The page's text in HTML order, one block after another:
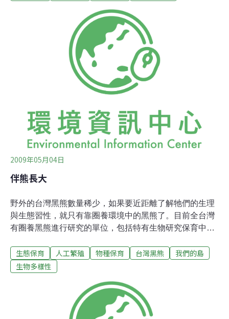
十一月到隔年一月，在中央山脈山區活動的黑熊都會聚集
到這裡，享用青剛櫟的盛宴。玉山國家公園保育巡查員林
淵源與屏科大教授黃美秀合作，研究台灣黑熊的生態已經
超過十年，對於黑熊的蹤跡，林淵源瞭如指掌。根據調
查，目前在大分地區活動的黑熊約有六、七十隻，是黑熊
活動最頻繁的區域，光是去年十一月到今年一月，就拍到
至少三組不同的母熊帶小熊的畫面，儼然是黑熊冬季的
獵捕壓力相較於其他地區較小，然而黑熊活動範圍廣達
100公里，在非國家公園的低海拔地區仍然面臨極大
2009年05月04日
伴熊長大
野外的台灣黑熊數量稀少，如果要近距離了解牠們的生理
與生態習性，就只有靠圈養環境中的黑熊了。目前全台灣
有圈養黑熊進行研究的單位，包括特有生物研究保育中心
熊，已經繁殖到第三代。而台北市立動物也跟民間合作，
收養剛出生的小熊。這些圈養中的黑熊從哪裡來？人工繁
天下午，屏東縣長治鄉的鄉間小路上總會出現一副奇特的
景象：一群小山豬乖乖地跟在李藤正的單車後頭，沿著馬
路奔跑。這位屏東的鄉野奇人，家裡養豬、養雞，還有台
生態保育 人工繁殖 物種保育 台灣黑熊
我們的島
生物多樣性